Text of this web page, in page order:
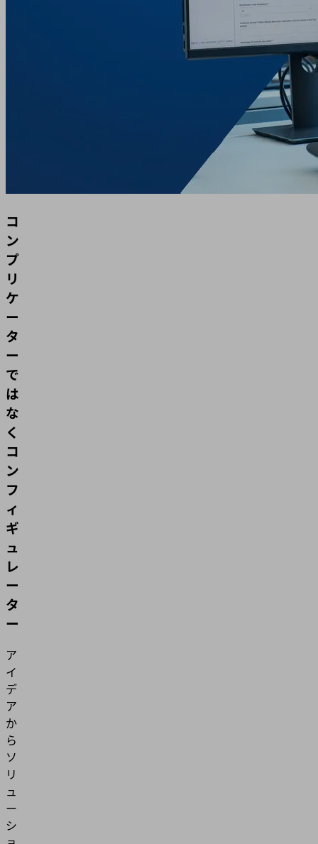
コ
ン
プ
リ
ケ
ー
タ
ー
で
は
な
く
コ
ン
フ
ィ
ギ
ュ
レ
ー
タ
ー
ア
イ
デ
ア
か
ら
ソ
リ
ュ
ー
シ